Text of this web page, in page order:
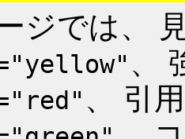
ジでは、
、
、 引